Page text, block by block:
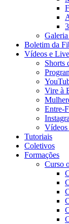
Boletim da
Vídeos e
Shorts
Vire à
Entre-
Tutoriais
Coletivos
Formações
Curso